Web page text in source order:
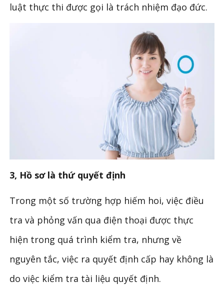
luật thực thi được gọi là trách nhiệm đạo đức.
3, Hồ sơ là thứ quyết định
Trong một số trường hợp hiếm hoi, việc điều
tra và phỏng vấn qua điện thoại được thực
hiện trong quá trình kiểm tra, nhưng về
nguyên tắc, việc ra quyết định cấp hay không là
do việc kiểm tra tài liệu quyết định.